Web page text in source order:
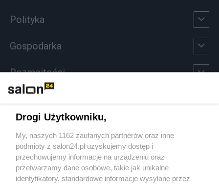
Polityka
Gospodarka
Rozmaitości
Sport
Społeczeństwo
Kultura
Drogi Użytkowniku,
My, naszych 1162 zaufanych partnerów oraz inne
podmioty z salon24.pl uzyskujemy dostęp i
przechowujemy informacje na urządzeniu oraz
przetwarzamy dane osobowe, takie jak unikalne
identyfikatory, standardowe informacje wysyłane przez